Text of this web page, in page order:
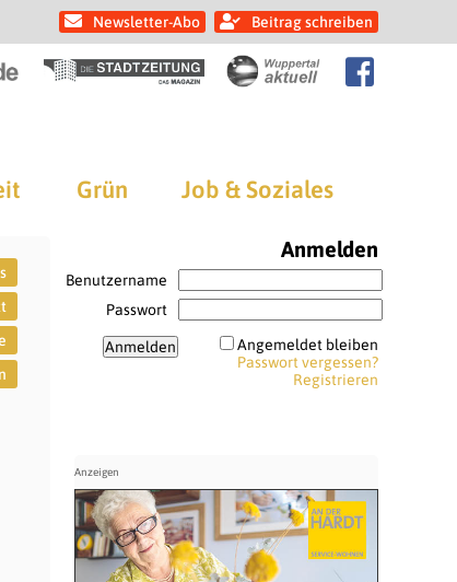
Newsletter-Abo Beitrag schreiben
Grün Job & Soziales
Anmelden
Benutzername
Passwort
Angemeldet bleiben
Passwort vergessen?
Registrieren